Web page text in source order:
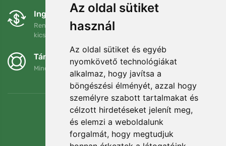
Az oldal sütiket
használ
Az oldal sütiket és egyéb
nyomkövető technológiákat
alkalmaz, hogy javítsa a
böngészési élményét, azzal hogy
személyre szabott tartalmakat és
célzott hirdetéseket jelenít meg,
és elemzi a weboldalunk
forgalmát, hogy megtudjuk
Ingyenes csere és visszaküldés
Rendelését 90 napon belül bármikor visszaküldheti vagy
kicserélheti.
Támogatjuk a Trees.org-ot
Minden megrendelésért ültetünk egy fát! Bővebben